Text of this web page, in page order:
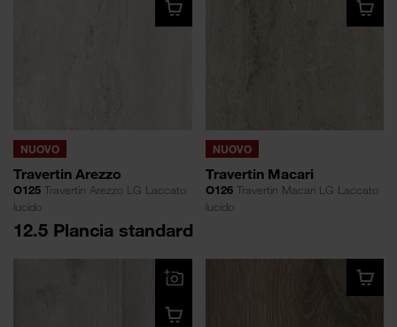
NUOVO
Travertin Arezzo
O125 Travertin Arezzo LG Laccato
lucido
NUOVO
Travertin Macari
O126Travertin Macari LG Laccato
lucido
12.5 Plancia standard